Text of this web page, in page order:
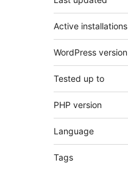
Active installations
WordPress version
Tested up to
PHP version
Language
Tags